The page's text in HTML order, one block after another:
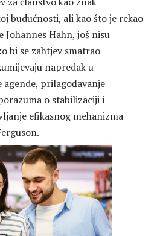
budućnosti, ali kao što je rekao
Hahn, još nisu
bi se zahtjev smatrao
napredak u
prilagođavanje
o stabilizaciji i
efikasnog mehanizma